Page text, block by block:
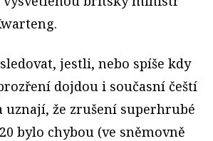
jestli, nebo spíše kdy
dojdou i současní čeští
že zrušení superhrubé
bylo chybou (ve sněmovně